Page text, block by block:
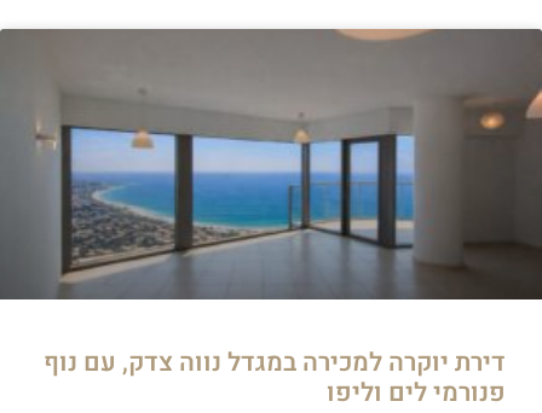
דירת יוקרה למכירה במגדל נווה צדק, עם נוף
פנורמי לים וליפו